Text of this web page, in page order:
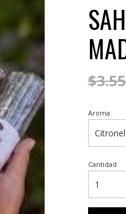
Aroma
Cantidad